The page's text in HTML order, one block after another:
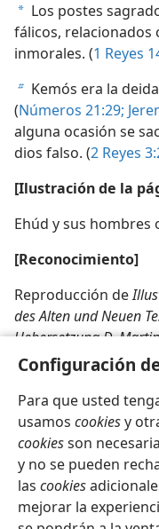
Configuración
Para que usted
usamos cookiesy
cookiesson
y no se pueden
las cookies
mejorar la
a Los postes
fálicos, relacionados
inmorales. (1 Reyes
b Kemós era la
(Números 21:29;
alguna ocasión se
dios falso. (2 Reyes
[Ilustración de la
Ehúd y sus
[Reconocimiento]
Reproducción de
des Alten und Neuen
Uebersetzung D.
Español
Copyright© 2026 Watch
Configuración de